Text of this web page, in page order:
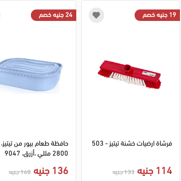
19 جنيه خصم
فرشاة ارضيات خشنة تيتيز - 503
114 جنيه 133 جنيه
24 جنيه خصم
حافظة طعام بيور من تيتيز،
2800 مللي ،أزرق، 9047
136 جنيه 160 جنيه